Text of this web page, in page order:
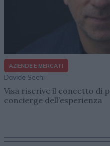
AZIENDE E MERCATI
Davide Sechi
Visa riscrive il concetto di
concierge dell’esperienza